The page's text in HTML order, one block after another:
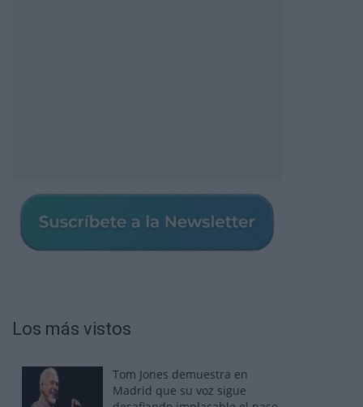
Los más vistos
Tom Jones demuestra en
Madrid que su voz sigue